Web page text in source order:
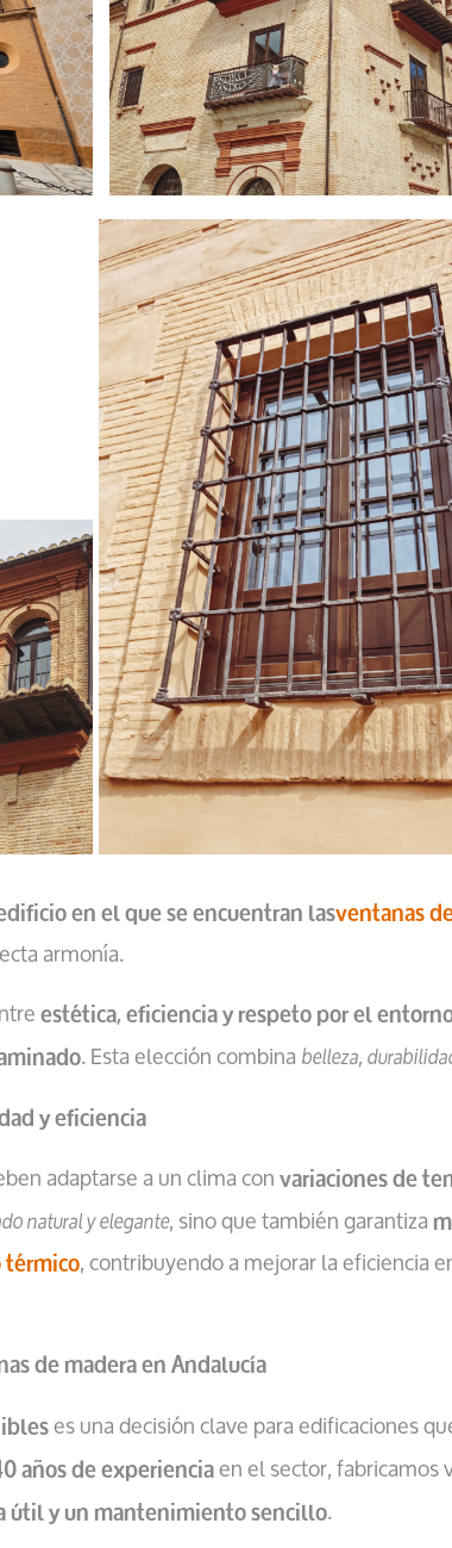
en el que se encuentran lasventanas
armonía.
estética, eficiencia y respeto por el
. Esta elección combina belleza,
y eficiencia
adaptarse a un clima con variaciones de
natural y elegante, sino que también garantiza
térmico, contribuyendo a mejorar la eficiencia
de madera en Andalucía
es una decisión clave para edificaciones
años de experienciaen el sector, fabricamos
útil y un mantenimiento sencillo.